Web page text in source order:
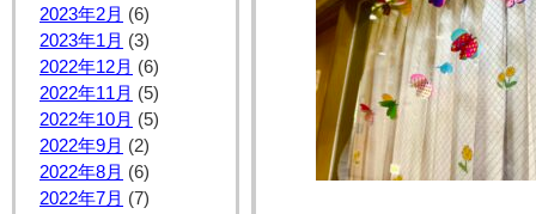
2023年2月 (6)
2023年1月 (3)
2022年12月 (6)
2022年11月 (5)
2022年10月 (5)
2022年9月 (2)
2022年8月 (6)
2022年7月 (7)